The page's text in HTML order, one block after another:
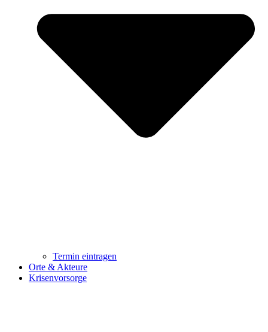
Termin eintragen
Orte & Akteure
Krisenvorsorge